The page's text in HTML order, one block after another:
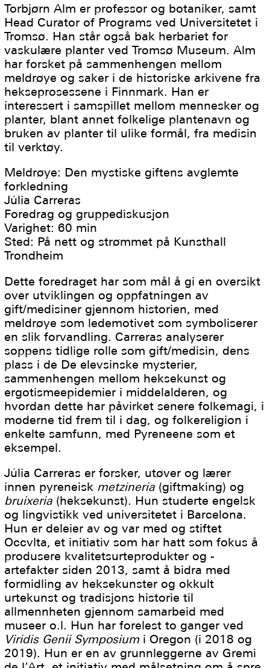
Torbjørn Alm er professor og botaniker, samt
Head Curator of Programs ved Universitetet i
Tromsø. Han står også bak herbariet for
vaskulære planter ved Tromsø Museum. Alm
har forsket på sammenhengen mellom
meldrøye og saker i de historiske arkivene fra
hekseprosessene i Finnmark. Han er
interessert i samspillet mellom mennesker og
planter, blant annet folkelige plantenavn og
bruken av planter til ulike formål, fra medisin
til verktøy.
Meldrøye: Den mystiske giftens avglemte
forkledning
Júlia Carreras
Foredrag og gruppediskusjon
Varighet: 60 min
Sted: På nett og strømmet på Kunsthall
Trondheim
Dette foredraget har som mål å gi en oversikt
over utviklingen og oppfatningen av
gift/medisiner gjennom historien, med
meldrøye som ledemotivet som symboliserer
en slik forvandling. Carreras analyserer
soppens tidlige rolle som gift/medisin, dens
plass i de De elevsinske mysterier,
sammenhengen mellom heksekunst og
ergotismeepidemier i middelalderen, og
hvordan dette har påvirket senere folkemagi, i
moderne tid frem til i dag, og folkereligion i
enkelte samfunn, med Pyreneene som et
eksempel.
Júlia Carreras er forsker, utøver og lærer
innen pyreneisk metzineria (giftmaking) og
bruixeria (heksekunst). Hun studerte engelsk
og lingvistikk ved universitetet i Barcelona.
Hun er deleier av og var med og stiftet
Occvlta, et initiativ som har hatt som fokus å
produsere kvalitetsurteprodukter og -
artefakter siden 2013, samt å bidra med
formidling av heksekunster og okkult
urtekunst og tradisjons historie til
allmennheten gjennom samarbeid med
museer o.l. Hun har forelest to ganger ved
Viridis Genii Symposium i Oregon (i 2018 og
2019). Hun er en av grunnleggerne av Gremi